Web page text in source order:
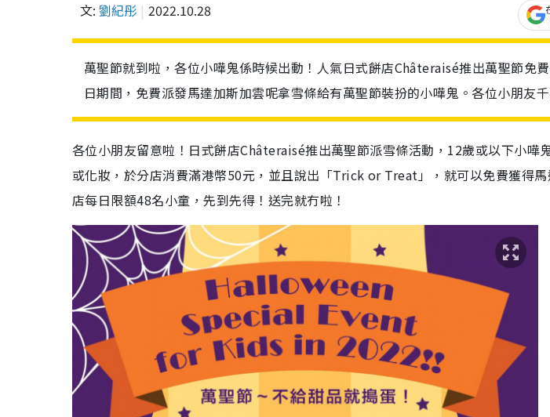
文: 劉紀彤 2022.10.28
萬聖節就到啦，各位小嘩鬼係時候出動！人氣日式餅店Châteraisé推出萬聖節免
日期間，免費派發馬達加斯加雲呢拿雪條給有萬聖節裝扮的小嘩鬼。各位小朋友千
各位小朋友留意啦！日式餅店Châteraisé推出萬聖節派雪條活動，12歲或以下小嘩
或化妝， 於分店消費滿港幣50元，並且說出「Trick or Treat」，就可以免費獲得
店每日限額48名小童，先到先得！送完就冇啦！